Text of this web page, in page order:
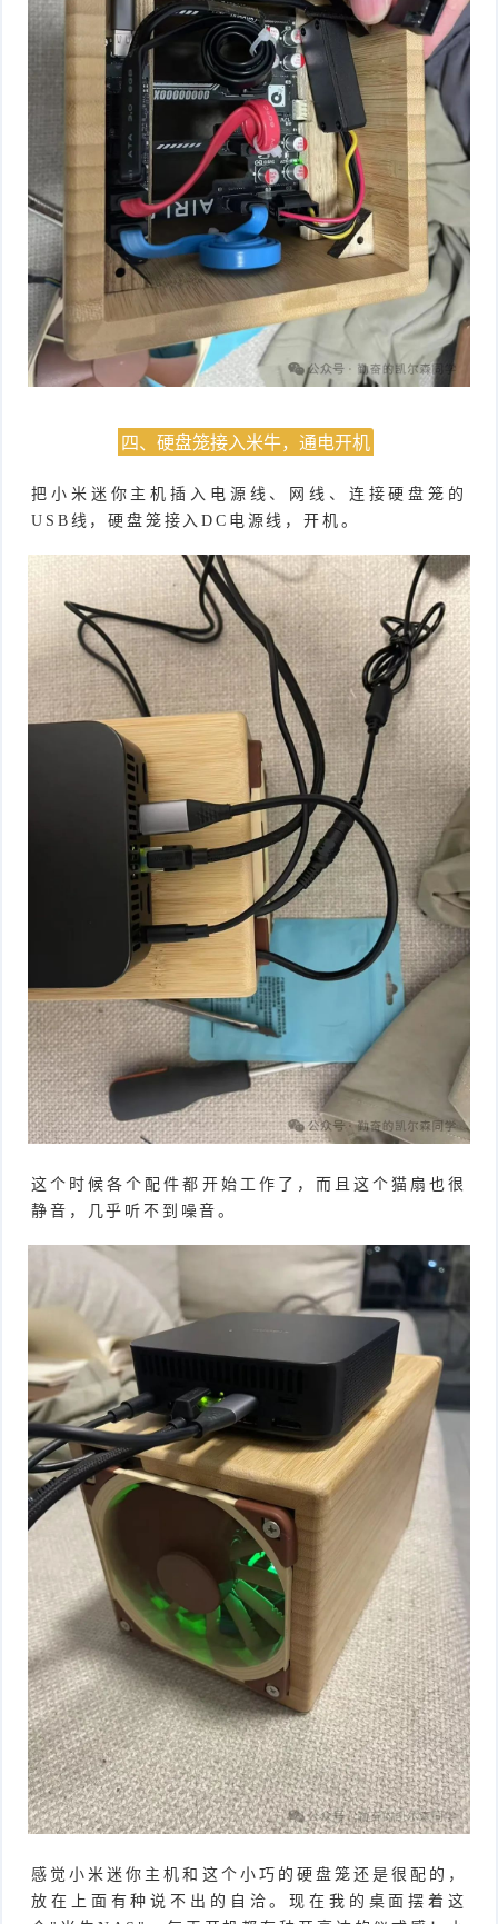
四、硬盘笼接入米牛，通电开机
把小米迷你主机插入电源线、网线、连接硬盘笼的
USB线，硬盘笼接入DC电源线，开机。
这个时候各个配件都开始工作了，而且这个猫扇也很
静音，几乎听不到噪音。
感觉小米迷你主机和这个小巧的硬盘笼还是很配的，
放在上面有种说不出的自洽。现在我的桌面摆着这